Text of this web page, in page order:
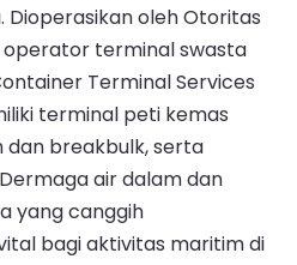
oleh Otoritas
operator terminal swasta
Terminal Services
terminal peti kemas
dan breakbulk, serta
air dalam dan
yang canggih
bagi aktivitas maritim di